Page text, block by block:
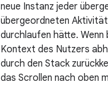
neue Instanz jeder
übergeordneten
durchlaufen hätte.
Kontext des Nutzers
durch den Stack
das Scrollen nach oben